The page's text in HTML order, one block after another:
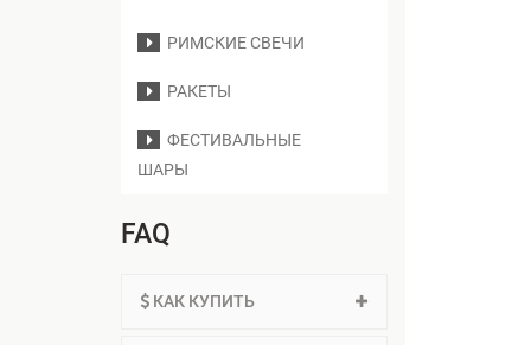
РИМСКИЕ СВЕЧИ
РАКЕТЫ
ФЕСТИВАЛЬНЫЕ
ШАРЫ
FAQ
КАК КУПИТЬ